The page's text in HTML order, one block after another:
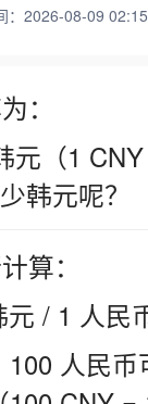
：2026-08-09
：
元（1
韩元呢？
算：
/ 1 人民
人民